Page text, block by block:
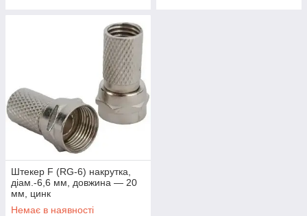
Штекер F (RG-6) накрутка,
діам.-6,6 мм, довжина — 20
мм, цинк
Немає в наявності